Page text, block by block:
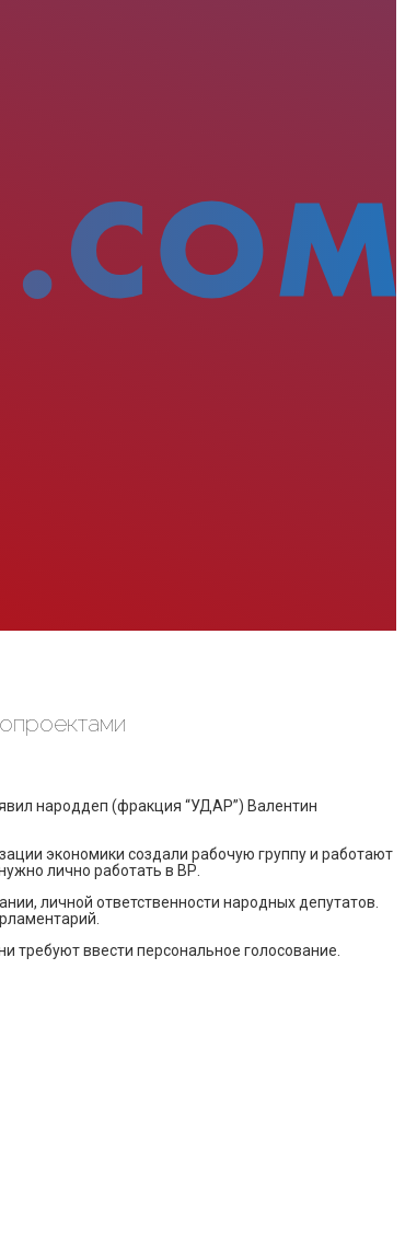
народдеп (фракция “УДАР”) Валентин
экономики создали рабочую группу и работают
лично работать в ВР.
личной ответственности народных депутатов.
требуют ввести персональное голосование.